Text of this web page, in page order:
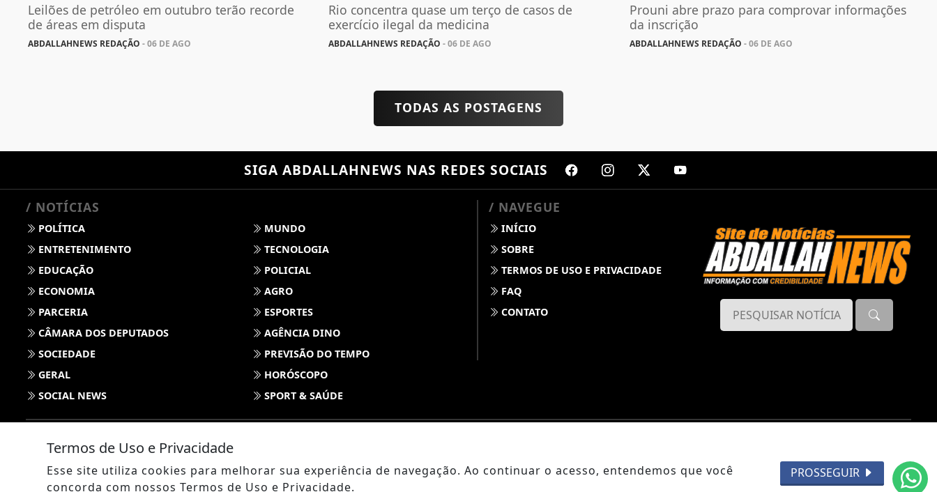
Leilões de petróleo em outubro terão recorde
de áreas em disputa
ABDALLAHNEWS REDAÇÃO - 06 DE AGO
Rio concentra quase um terço de casos de
exercício ilegal da medicina
ABDALLAHNEWS REDAÇÃO - 06 DE AGO
Prouni abre prazo para comprovar informações
da inscrição
ABDALLAHNEWS REDAÇÃO - 06 DE AGO
TODAS AS POSTAGENS
SIGA ABDALLAHNEWS NAS REDES SOCIAIS
/ NOTÍCIAS
POLÍTICA
MUNDO
ENTRETENIMENTO
TECNOLOGIA
EDUCAÇÃO
POLICIAL
ECONOMIA
AGRO
PARCERIA
ESPORTES
CÂMARA DOS DEPUTADOS
AGÊNCIA DINO
SOCIEDADE
PREVISÃO DO TEMPO
GERAL
HORÓSCOPO
SOCIAL NEWS
SPORT & SAÚDE
/ NAVEGUE
INÍCIO
SOBRE
TERMOS DE USO E PRIVACIDADE
FAQ
CONTATO
Termos de Uso e Privacidade
Esse site utiliza cookies para melhorar sua experiência de navegação. Ao continuar o acesso, entendemos que você
concorda com nossos Termos de Uso e Privacidade.
PROSSEGUIR